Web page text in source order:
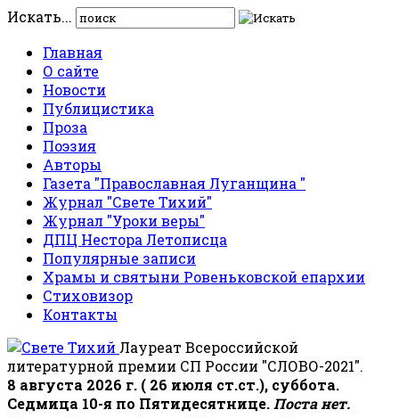
Искать...
Главная
О сайте
Новости
Публицистика
Проза
Поэзия
Авторы
Газета "Православная Луганщина "
Журнал "Свете Тихий"
Журнал "Уроки веры"
ДПЦ Нестора Летописца
Популярные записи
Храмы и святыни Ровеньковской епархии
Стиховизор
Контакты
Лауреат Всероссийской
литературной премии СП России "СЛОВО-2021".
8 августа 2026 г. ( 26 июля ст.ст.), суббота.
Седмица 10-я по Пятидесятнице. Поста нет.